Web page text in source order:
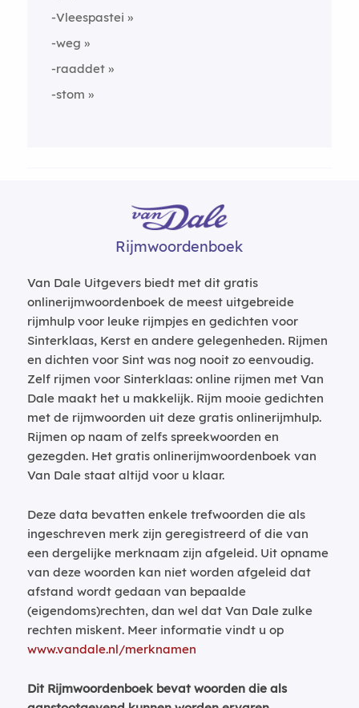
-Vleespastei
-weg
-raaddet
-stom
Rijmwoordenboek
Van Dale Uitgevers biedt met dit gratis
onlinerijmwoordenboek de meest uitgebreide
rijmhulp voor leuke rijmpjes en gedichten voor
Sinterklaas, Kerst en andere gelegenheden. Rijmen
en dichten voor Sint was nog nooit zo eenvoudig.
Zelf rijmen voor Sinterklaas: online rijmen met Van
Dale maakt het u makkelijk. Rijm mooie gedichten
met de rijmwoorden uit deze gratis onlinerijmhulp.
Rijmen op naam of zelfs spreekwoorden en
gezegden. Het gratis onlinerijmwoordenboek van
Van Dale staat altijd voor u klaar.
Deze data bevatten enkele trefwoorden die als
ingeschreven merk zijn geregistreerd of die van
een dergelijke merknaam zijn afgeleid. Uit opname
van deze woorden kan niet worden afgeleid dat
afstand wordt gedaan van bepaalde
(eigendoms)rechten, dan wel dat Van Dale zulke
rechten miskent. Meer informatie vindt u op
www.vandale.nl/merknamen
Dit Rijmwoordenboek bevat woorden die als